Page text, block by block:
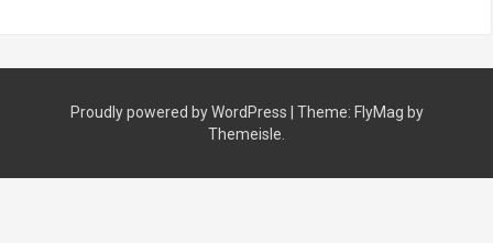
Proudly powered by WordPress Theme: FlyMag by
Themeisle.